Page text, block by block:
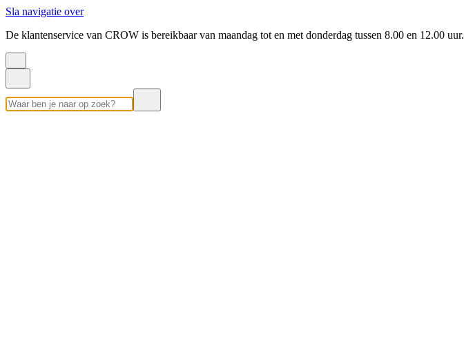
Sla navigatie over
De klantenservice van CROW is bereikbaar van maandag tot en met donderdag tussen 8.00 en 12.00 uur.